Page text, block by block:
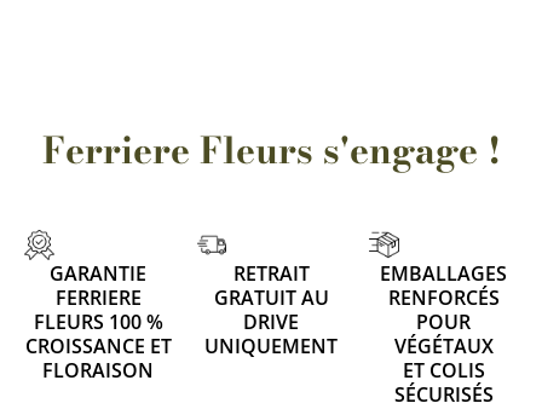
Ferriere Fleurs s'engage !
GARANTIE
FERRIERE
FLEURS 100 %
CROISSANCE ET
FLORAISON
RETRAIT
GRATUIT AU
DRIVE
UNIQUEMENT
EMBALLAGES
RENFORCÉS
POUR
VÉGÉTAUX
ET COLIS
SÉCURISÉS